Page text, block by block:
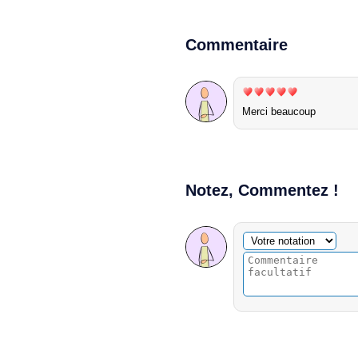
Commentaire
Merci beaucoup
Notez, Commentez !
Commentaire facultatif
Votre notation